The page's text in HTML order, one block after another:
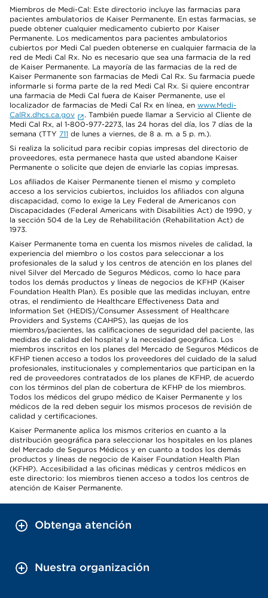
Miembros de Medi-Cal: Este directorio incluye las farmacias para
pacientes ambulatorios de Kaiser Permanente. En estas farmacias, se
puede obtener cualquier medicamento cubierto por Kaiser
Permanente. Los medicamentos para pacientes ambulatorios
cubiertos por Medi Cal pueden obtenerse en cualquier farmacia de la
red de Medi Cal Rx. No es necesario que sea una farmacia de la red
de Kaiser Permanente. La mayoría de las farmacias de la red de
Kaiser Permanente son farmacias de Medi Cal Rx. Su farmacia puede
informarle si forma parte de la red Medi Cal Rx. Si quiere encontrar
una farmacia de Medi Cal fuera de Kaiser Permanente, use el
localizador de farmacias de Medi Cal Rx en línea, en www.Medi-
CalRx.dhcs.ca.gov
. También puede llamar a Servicio al Cliente de
Medi Cal Rx, al 1-800-977-2273, las 24 horas del día, los 7 días de la
semana (TTY 711 de lunes a viernes, de 8 a. m. a 5 p. m.).
Si realiza la solicitud para recibir copias impresas del directorio de
proveedores, esta permanece hasta que usted abandone Kaiser
Permanente o solicite que dejen de enviarle las copias impresas.
Los afiliados de Kaiser Permanente tienen el mismo y completo
acceso a los servicios cubiertos, incluidos los afiliados con alguna
discapacidad, como lo exige la Ley Federal de Americanos con
Discapacidades (Federal Americans with Disabilities Act) de 1990, y
la sección 504 de la Ley de Rehabilitación (Rehabilitation Act) de
1973.
Kaiser Permanente toma en cuenta los mismos niveles de calidad, la
experiencia del miembro o los costos para seleccionar a los
profesionales de la salud y los centros de atención en los planes del
nivel Silver del Mercado de Seguros Médicos, como lo hace para
todos los demás productos y líneas de negocios de KFHP (Kaiser
Foundation Health Plan). Es posible que las medidas incluyan, entre
otras, el rendimiento de Healthcare Effectiveness Data and
Information Set (HEDIS)/Consumer Assessment of Healthcare
Providers and Systems (CAHPS), las quejas de los
miembros/pacientes, las calificaciones de seguridad del paciente, las
medidas de calidad del hospital y la necesidad geográfica. Los
miembros inscritos en los planes del Mercado de Seguros Médicos de
KFHP tienen acceso a todos los proveedores del cuidado de la salud
profesionales, institucionales y complementarios que participan en la
red de proveedores contratados de los planes de KFHP, de acuerdo
con los términos del plan de cobertura de KFHP de los miembros.
Todos los médicos del grupo médico de Kaiser Permanente y los
médicos de la red deben seguir los mismos procesos de revisión de
calidad y certificaciones.
Kaiser Permanente aplica los mismos criterios en cuanto a la
distribución geográfica para seleccionar los hospitales en los planes
del Mercado de Seguros Médicos y en cuanto a todos los demás
productos y líneas de negocio de Kaiser Foundation Health Plan
(KFHP). Accesibilidad a las oficinas médicas y centros médicos en
este directorio: los miembros tienen acceso a todos los centros de
atención de Kaiser Permanente.
Obtenga atención
Nuestra organización